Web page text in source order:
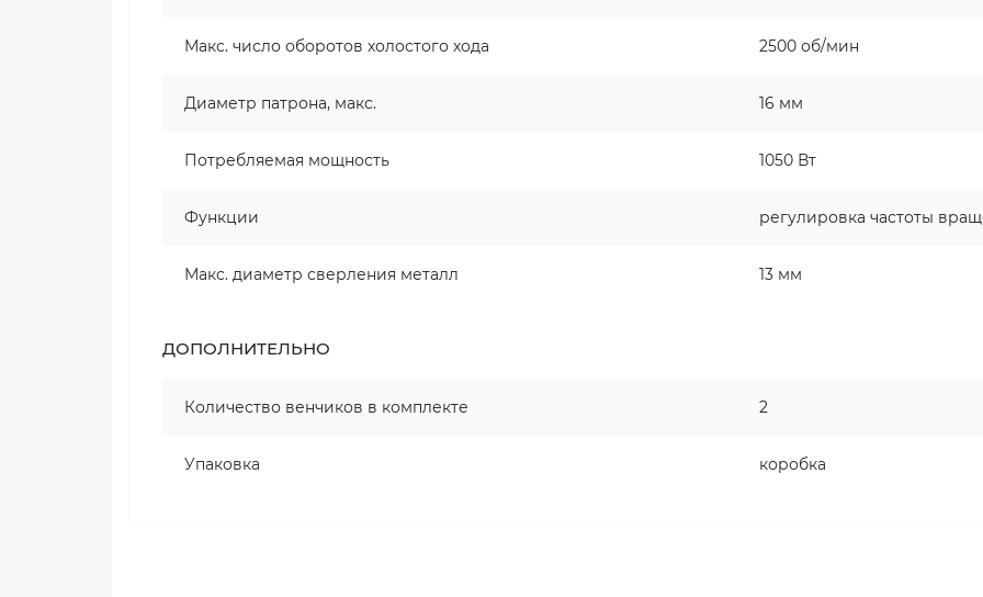
Макс. число оборотов холостого хода 2500 об/мин
Диаметр патрона, макс. 16 мм
Потребляемая мощность 1050 Вт
Функции регулировка частоты
Макс. диаметр сверления металл 13 мм
ДОПОЛНИТЕЛЬНО
Количество венчиков в комплекте 2
Упаковка коробка